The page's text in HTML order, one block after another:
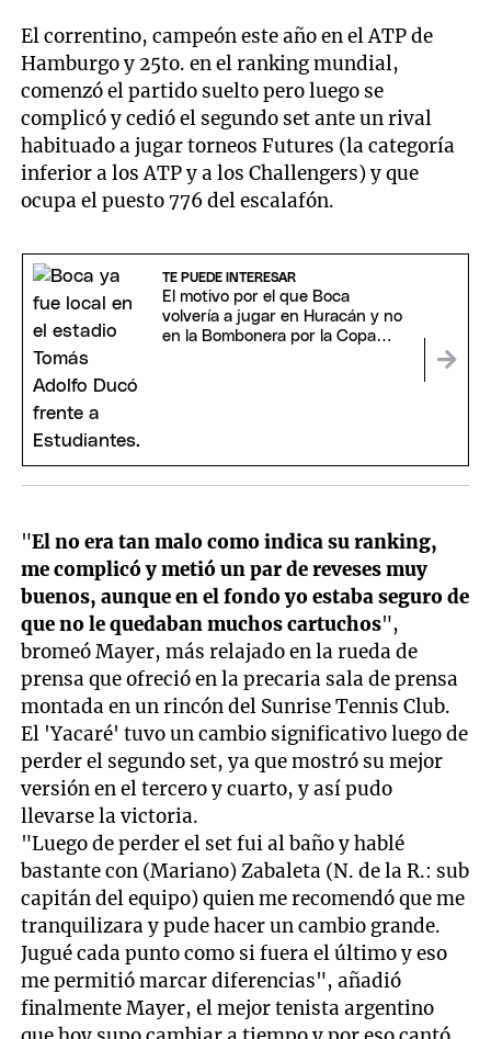
El correntino, campeón este año en el ATP de
Hamburgo y 25to. en el ranking mundial,
comenzó el partido suelto pero luego se
complicó y cedió el segundo set ante un rival
habituado a jugar torneos Futures (la categoría
inferior a los ATP y a los Challengers) y que
ocupa el puesto 776 del escalafón.
TE PUEDE INTERESAR
El motivo por el que Boca
volvería a jugar en Huracán y no
en la Bombonera por la Copa
"El no era tan malo como indica su ranking,
me complicó y metió un par de reveses muy
buenos, aunque en el fondo yo estaba seguro de
que no le quedaban muchos cartuchos",
bromeó Mayer, más relajado en la rueda de
prensa que ofreció en la precaria sala de prensa
montada en un rincón del Sunrise Tennis Club.
El 'Yacaré' tuvo un cambio significativo luego de
perder el segundo set, ya que mostró su mejor
versión en el tercero y cuarto, y así pudo
llevarse la victoria.
"Luego de perder el set fui al baño y hablé
bastante con (Mariano) Zabaleta (N. de la R.: sub
capitán del equipo) quien me recomendó que me
tranquilizara y pude hacer un cambio grande.
Jugué cada punto como si fuera el último y eso
me permitió marcar diferencias", añadió
finalmente Mayer, el mejor tenista argentino